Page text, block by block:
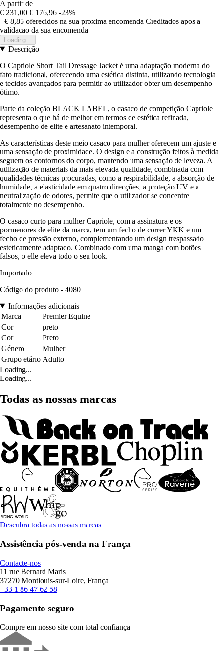
A partir de
€ 231,00 € 176,96 -23%
+€ 8,85 oferecidos na sua proxima encomenda Creditados apos a
validacao da sua encomenda
Loading...
Descrição
O Capriole Short Tail Dressage Jacket é uma adaptação moderna do
fato tradicional, oferecendo uma estética distinta, utilizando tecnologia
e tecidos avançados para permitir ao utilizador obter um desempenho
ótimo.
Parte da coleção BLACK LABEL, o casaco de competição Capriole
representa o que há de melhor em termos de estética refinada,
desempenho de elite e artesanato intemporal.
As características deste meio casaco para mulher oferecem um ajuste e
uma sensação de proximidade. O design e a construção feitos à medida
seguem os contornos do corpo, mantendo uma sensação de leveza. A
utilização de materiais da mais elevada qualidade, combinada com
qualidades técnicas procuradas, como a respirabilidade, a absorção de
humidade, a elasticidade em quatro direcções, a proteção UV e a
neutralização de odores, permite que o utilizador se concentre
totalmente no desempenho.
O casaco curto para mulher Capriole, com a assinatura e os
pormenores de elite da marca, tem um fecho de correr YKK e um
fecho de pressão externo, complementando um design trespassado
esteticamente adaptado. Combinado com uma manga com botões
falsos, o elle eleva todo o seu look.
Importado
Código do produto - 4080
Informações adicionais
Marca
Premier Equine
Cor
preto
Cor
Preto
Género
Mulher
Grupo etário Adulto
Loading...
Loading...
Todas as nossas marcas
Descubra todas as nossas marcas
Assistência pós-venda na França
Contacte-nos
11 rue Bernard Maris
37270 Montlouis-sur-Loire, França
+33 1 86 47 62 58
Pagamento seguro
Compre em nosso site com total confiança